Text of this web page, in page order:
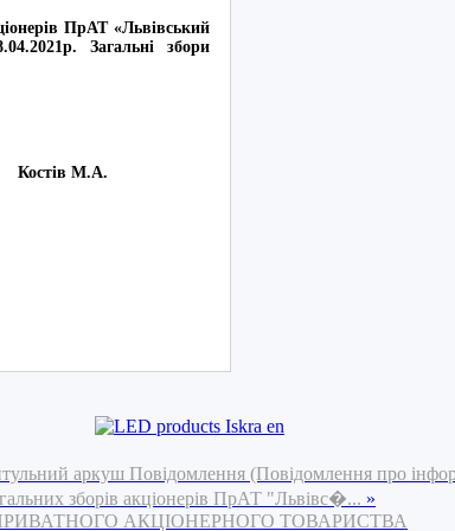
ПрАТ «Львівський
Загальні збори
М.А.
аркуш Повідомлення (Повідомлення про
зборів акціонерів ПрАТ "Львівс�... »
АКЦІОНЕРНОГО ТОВАРИСТВА